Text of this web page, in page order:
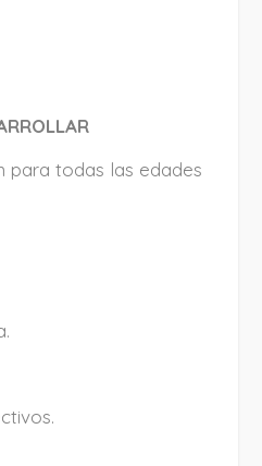
para todas las edades